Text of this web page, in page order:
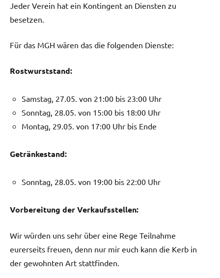
Jeder Verein hat ein Kontingent an Diensten zu
besetzen.
Für das MGH wären das die folgenden Dienste:
Rostwurststand:
Samstag, 27.05. von 21:00 bis 23:00 Uhr
Sonntag, 28.05. von 15:00 bis 18:00 Uhr
Montag, 29.05. von 17:00 Uhr bis Ende
Getränkestand:
Sonntag, 28.05. von 19:00 bis 22:00 Uhr
Vorbereitung der Verkaufsstellen:
Wir würden uns sehr über eine Rege Teilnahme
eurerseits freuen, denn nur mir euch kann die Kerb in
der gewohnten Art stattfinden.